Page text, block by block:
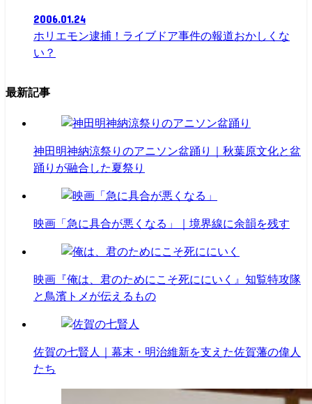
2006.01.24
ホリエモン逮捕！ライブドア事件の報道おかしくな
い？
最新記事
神田明神納涼祭りのアニソン盆踊り｜秋葉原文化と盆
踊りが融合した夏祭り
映画「急に具合が悪くなる」｜境界線に余韻を残す
映画『俺は、君のためにこそ死ににいく』知覧特攻隊
と鳥濱トメが伝えるもの
佐賀の七賢人｜幕末・明治維新を支えた佐賀藩の偉人
たち